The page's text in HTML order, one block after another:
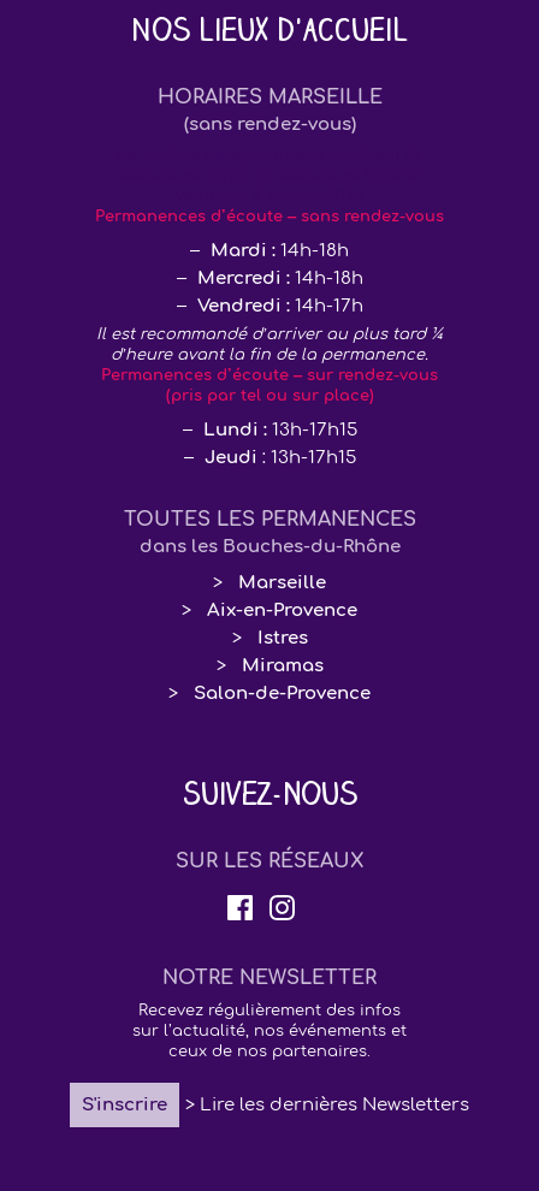
Nos lieux d'accueil
HORAIRES MARSEILLE
(sans rendez-vous)
Permanences d’écoute – sans rendez-vous
Mardi : 14h-18h
Mercredi :14h-18h
Vendredi :14h-17h
Il est recommandé d’arriver au plus tard ¼
d’heure avant la fin de la permanence.
Permanences d’écoute – sur rendez-vous
(pris par tel ou sur place)
Lundi :13h-17h15
Jeudi : 13h-17h15
TOUTES LES PERMANENCES
dans les Bouches-du-Rhône
Marseille
Aix-en-Provence
Istres
Miramas
Salon-de-Provence
Suivez-nous
SUR LES RÉSEAUX
NOTRE NEWSLETTER
Recevez régulièrement des infos
sur l’actualité, nos événements et
ceux de nos partenaires.
S'inscrire > Lire les dernières Newsletters